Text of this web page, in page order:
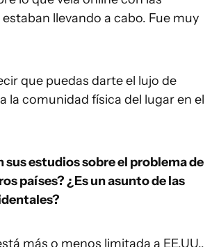
llevando a cabo. Fue muy
que puedas darte el lujo de
la comunidad física del lugar en el
sus estudios sobre el problema de
países? ¿Es un asunto de las
más o menos limitada a EE.UU.,